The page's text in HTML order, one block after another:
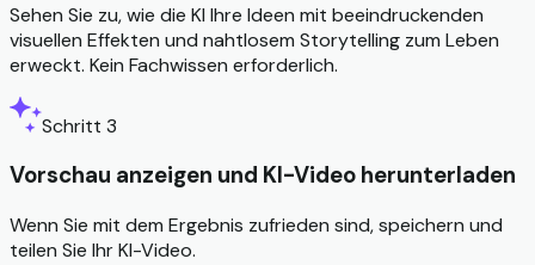
Sehen Sie zu, wie die KI Ihre Ideen mit beeindruckenden
visuellen Effekten und nahtlosem Storytelling zum Leben
erweckt. Kein Fachwissen erforderlich.
Schritt 3
Vorschau anzeigen und KI-Video herunterladen
Wenn Sie mit dem Ergebnis zufrieden sind, speichern und
teilen Sie Ihr KI-Video.